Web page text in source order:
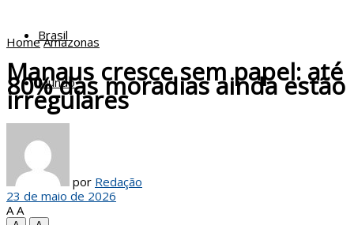
Brasil
Mundo
Home Amazonas
Manaus cresce sem papel: até
80% das moradias ainda estão
irregulares
por Redação
23 de maio de 2026
A A